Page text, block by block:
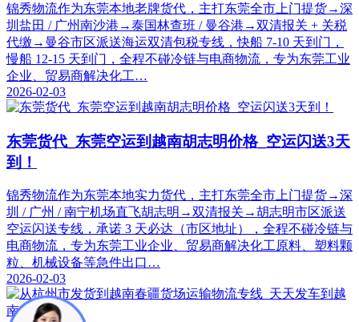
锦秀物流作为东莞本地老牌货代，主打东莞全市上门提货→深
圳盐田 / 广州南沙港→泰国林查班 / 曼谷港→双清报关 + 关税
代缴→曼谷市区派送海运双清包税专线，快船 7-10 天到门，
慢船 12-15 天到门，全程不碰冷链与电商物流，专为东莞工业
企业、贸易商解决化工…
2026-02-03
东莞货代_东莞空运到越南胡志明价格_空运闪送3天
到！
锦秀物流作为东莞本地实力货代，主打东莞全市上门提货→深
圳 / 广州 / 南宁机场直飞胡志明→双清报关→胡志明市区派送
空运闪送专线，承诺 3 天必达（市区地址），全程不碰冷链与
电商物流，专为东莞工业企业、贸易商解决化工原料、塑料颗
粒、机械设备等急件出口…
2026-02-03